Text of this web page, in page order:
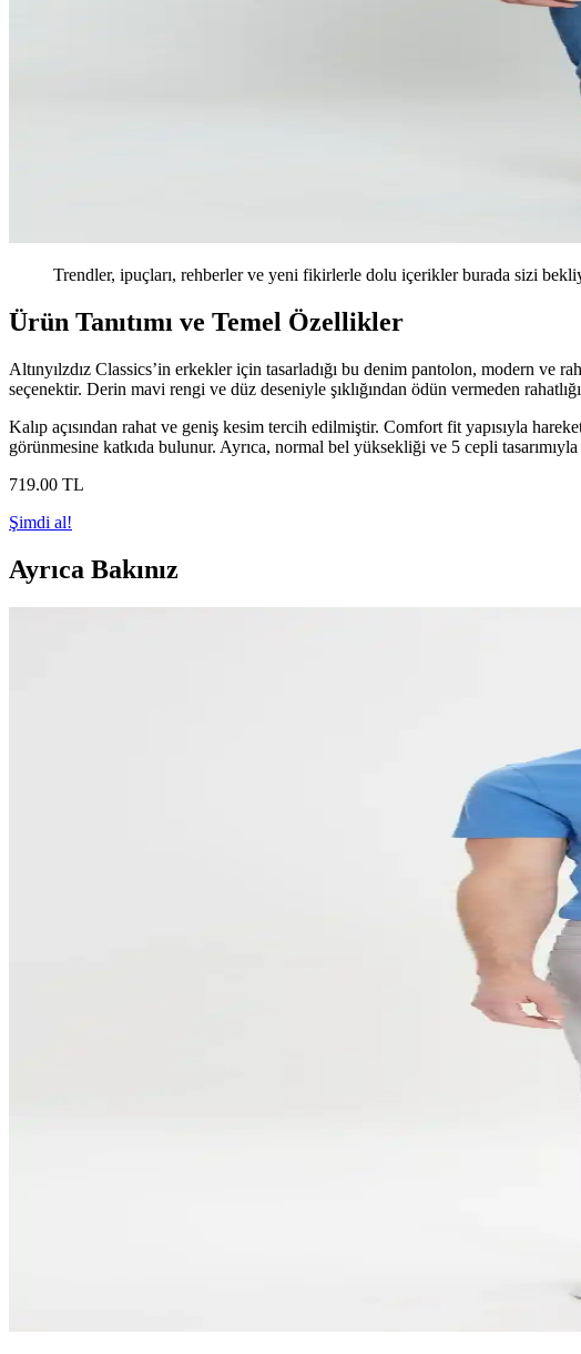
Trendler, ipuçları, rehberler ve yeni fikirlerle dolu içerikler burada sizi
Ürün Tanıtımı ve Temel Özellikler
Altınyılzdız Classics’in erkekler için tasarladığı bu denim pantolon, modern ve
seçenektir. Derin mavi rengi ve düz deseniyle şıklığından ödün vermeden
Kalıp açısından rahat ve geniş kesim tercih edilmiştir. Comfort fit yapısıyla
görünmesine katkıda bulunur. Ayrıca, normal bel yüksekliği ve 5 cepli
719.00 TL
Şimdi al!
Ayrıca Bakınız
Altınyılz Classics Erkek Lacivert Slim Fit Dar Kesim
Altınyılz Classics'in lacivert slim fit erkek pantolonu, rahat kesimi ve şık
Mudwill Softshell ve Nikbin Taktik Pantolon Karşılaştırması:
Mudwill outdoor softshell ve Nikbin taktik pantolonlarının malzeme, kullanım
Altınyılz Classics Erkek Gri Slim Fit Dar Kesim Pantolon
Altınyılz Classics erkek gri slim fit pantolon, %98 pamuk ve %2 elastan
Erkekler İçin En Uygun Pantolon Seçimi: Stil ve Konforun
Erkekler için pantolon seçiminde beden, tarz ve kumaş önemli. Rahat ve şık
İtalyan Kesim Pileli Erkek Pantolonları: Şıklık ve Konforun
İtalyan kesim pileli erkek pantolonları, şıklık ve konforu bir arada sunar.
Erkek Pantolon Kesim Modelleri ve Güncel Trendler
Erkek pantolon kesimleri, tarz ve konforun birleştiği önemli detaylardır. Bu
Erkek giyiminde bol paça pantolonlar rahatlık ve şıklığı bir arada sunuyor.
Altınyılz Classics Erkek Gri Slim Fit Esnek Diyagonal Desenli
Gri renkli, diyagonal desenli ve esnek yapısıyla modern erkeklerin tarzını